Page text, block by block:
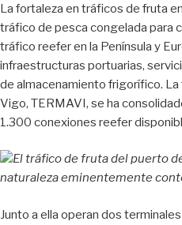
La fortaleza en tráficos de fruta
tráfico de pesca congelada para
tráfico reefer en la Península y
infraestructuras portuarias,
de almacenamiento frigorífico.
Vigo, TERMAVI, se ha
1.300 conexiones reefer
El tráfico de fruta del puerto
naturaleza eminentemente
Junto a ella operan dos